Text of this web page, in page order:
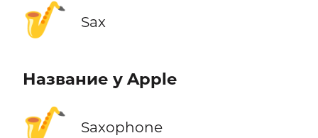
🎷 Sax
Название у Apple
🎷 Saxophone